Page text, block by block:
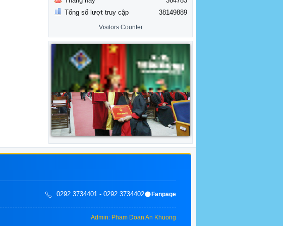
Tổng số lượt truy cập
38149889
Visitors Counter
0292 3734401 - 0292 3734402 Fanpage
Admin: Pham Doan An Khuong